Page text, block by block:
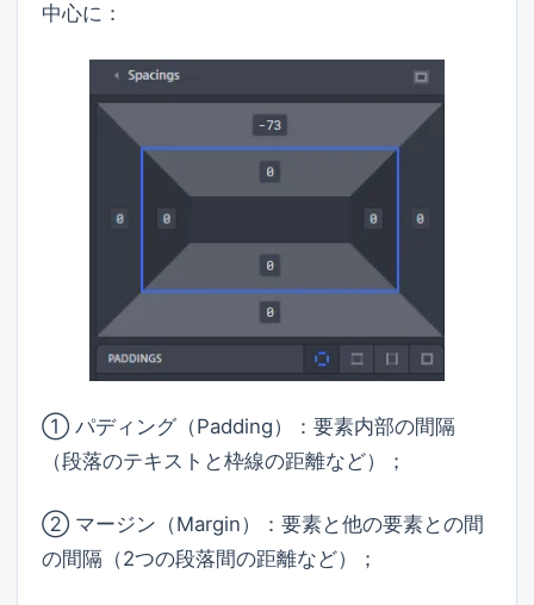
中心に：
① パディング（Padding）：要素内部の間隔
（段落のテキストと枠線の距離など）；
② マージン（Margin）：要素と他の要素との間
の間隔（2つの段落間の距離など）；